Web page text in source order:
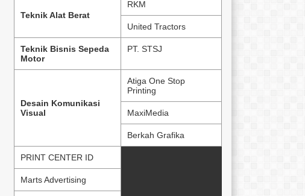
Teknik Alat Berat
RKM
United Tractors
Teknik Bisnis Sepeda
Motor
PT. STSJ
Desain Komunikasi
Visual
Atiga One Stop
Printing
MaxiMedia
Berkah Grafika
PRINT CENTER ID
Marts Advertising